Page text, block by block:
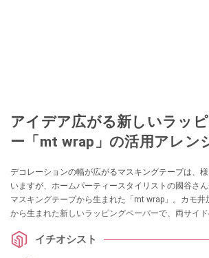
アイデア広がる新しいラッ
ー「mt wrap」の活用アレン
デコレーションの幅が広がるマスキングテープは、
いますが、ホームパーティースタイリストの國谷さん
マスキングテープから生まれた「mt wrap」。カモ井
から生まれた新しいラッピングペーパーで、両サイ
りと、アイデア次第で様々な使い方ができるのが魅
イチオシスト